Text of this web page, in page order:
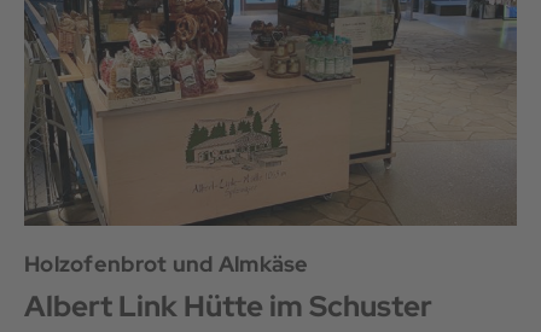
Holzofenbrot und Almkäse
Albert Link Hütte im Schuster